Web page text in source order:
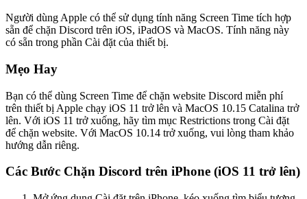
Người dùng Apple có thể sử dụng tính năng Screen Time tích hợp
sẵn để chặn Discord trên iOS, iPadOS và MacOS. Tính năng này
có sẵn trong phần Cài đặt của thiết bị.
Mẹo Hay
Bạn có thể dùng Screen Time để chặn website Discord miễn phí
trên thiết bị Apple chạy iOS 11 trở lên và MacOS 10.15 Catalina trở
lên. Với iOS 11 trở xuống, hãy tìm mục Restrictions trong Cài đặt
để chặn website. Với MacOS 10.14 trở xuống, vui lòng tham khảo
hướng dẫn riêng.
Các Bước Chặn Discord trên iPhone (iOS 11 trở lên)